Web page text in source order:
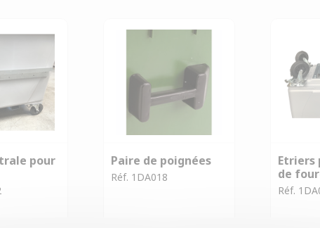
pour
Paire de poignées
Réf. 1DA018
Etriers
de
Réf.